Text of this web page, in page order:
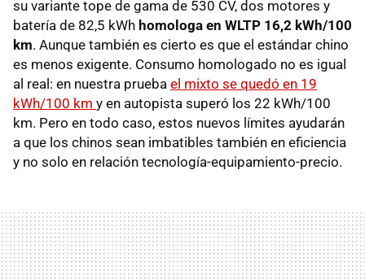
su variante tope de gama de 530 CV, dos motores y
batería de 82,5 kWh homologa en WLTP 16,2 kWh/100
km. Aunque también es cierto es que el estándar chino
es menos exigente. Consumo homologado no es igual
al real: en nuestra prueba el mixto se quedó en 19
kWh/100 km y en autopista superó los 22 kWh/100
km. Pero en todo caso, estos nuevos límites ayudarán
a que los chinos sean imbatibles también en eficiencia
y no solo en relación tecnología-equipamiento-precio.